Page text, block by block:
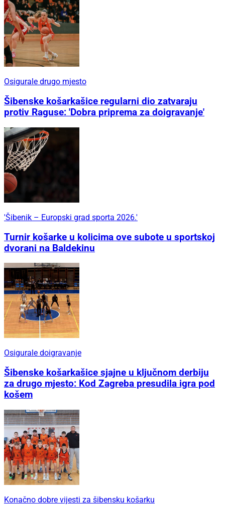
Osigurale drugo mjesto
Šibenske košarkašice regularni dio zatvaraju
protiv Raguse: 'Dobra priprema za doigravanje'
'Šibenik – Europski grad sporta 2026.'
Turnir košarke u kolicima ove subote u sportskoj
dvorani na Baldekinu
Osigurale doigravanje
Šibenske košarkašice sjajne u ključnom derbiju
za drugo mjesto: Kod Zagreba presudila igra pod
košem
Konačno dobre vijesti za šibensku košarku